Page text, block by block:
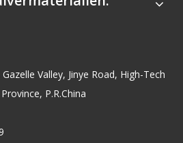
Valley, Jinye Road, High-Tech
P.R.China